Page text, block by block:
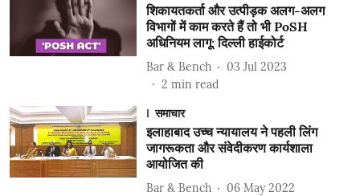
शिकायतकर्ता और उत्पीड़क अलग-अलग
विभागों में काम करते हैं तो भी PoSH
अधिनियम लागू: दिल्ली हाईकोर्ट
Bar & Bench
03 Jul 2023
2 min read
समाचार
इलाहाबाद उच्च न्यायालय ने पहली लिंग
जागरूकता और संवेदीकरण कार्यशाला
आयोजित की
Bar & Bench
06 May 2022